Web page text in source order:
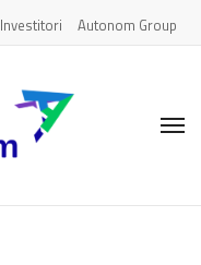
Investitori Autonom Group